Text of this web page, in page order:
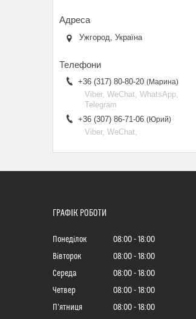
Ужгород, Україна
+36 (317) 80-80-20 Марина
Viber, WeChat, WhatsApp,
Telegram
+36 (307) 86-71-06
Юрий
Viber, WeChat,
ГРАФІК РОБОТИ
Понеділок 08:00
18:00
Вівторок
08:00
18:00
Середа
08:00
18:00
Четвер
08:00
18:00
Пʼятниця
08:00 18:00